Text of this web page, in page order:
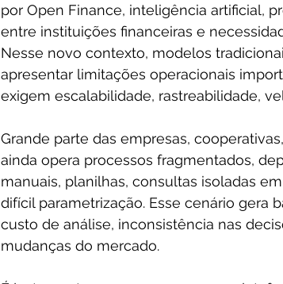
por Open Finance, inteligência artificial,
entre instituições financeiras e
Nesse novo contexto, modelos
apresentar limitações operacionais
exigem escalabilidade, rastreabilidade,
Grande parte das empresas,
ainda opera processos fragmentados,
manuais, planilhas, consultas isoladas
difícil parametrização. Esse cenário gera
custo de análise, inconsistência nas
mudanças do mercado.